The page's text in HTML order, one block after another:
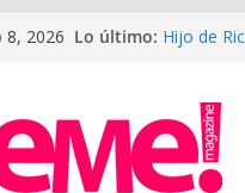
8, 2026 Lo último: Hijo de
la nueva
LUNAY
Courtz
Boza